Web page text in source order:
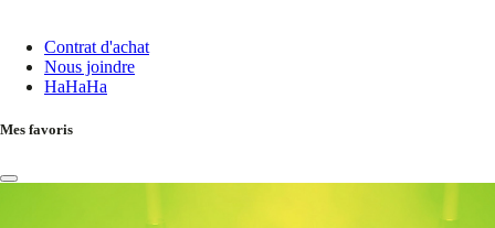
Contrat d'achat
Nous joindre
HaHaHa
Mes favoris